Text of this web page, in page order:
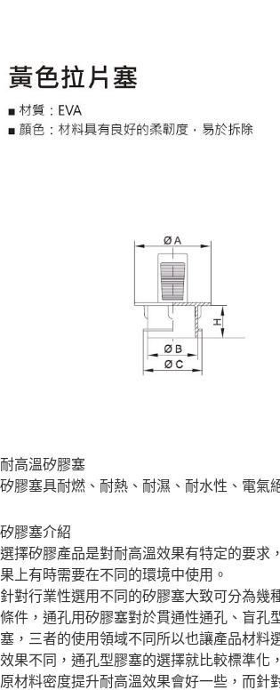
耐高溫矽膠塞
矽膠塞具耐燃、耐熱、耐濕、耐水性、電氣
矽膠塞介紹
選擇矽膠產品是對耐高溫效果有特定的要求
果上有時需要在不同的環境中使用。
針對行業性選用不同的矽膠塞大致可分為幾
條件，通孔用矽膠塞對於貫通性通孔、盲孔
塞，三者的使用領域不同所以也讓產品材料
效果不同，通孔型膠塞的選擇就比較標準化
原材料密度提升耐高溫效果會好一些，而針